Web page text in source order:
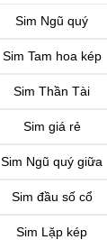
Sim Ngũ quý
Sim Tam hoa kép
Sim Thần Tài
Sim giá rẻ
Sim Ngũ quý giữa
Sim đầu số cổ
Sim Lặp kép